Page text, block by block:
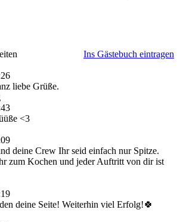
Ins Gästebuch eintragen
liebe Grüße.
<3
deine Crew Ihr seid einfach nur Spitze.
zum Kochen und jeder Auftritt von dir ist
deine Seite! Weiterhin viel Erfolg!🍀